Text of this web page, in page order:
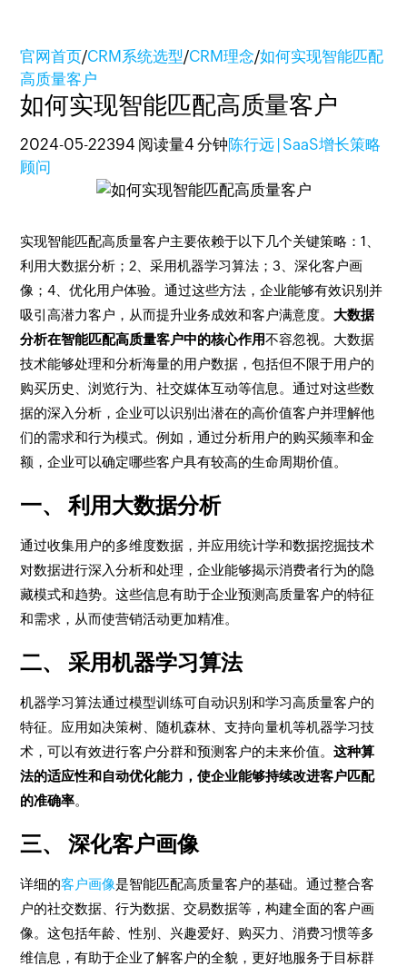
官网首页/CRM系统选型/CRM理念/如何实现智能匹配
高质量客户
如何实现智能匹配高质量客户
2024-05-22394 阅读量4 分钟陈行远 | SaaS增长策略
顾问
实现智能匹配高质量客户主要依赖于以下几个关键策略：1、
利用大数据分析；2、采用机器学习算法；3、深化客户画
像；4、优化用户体验。通过这些方法，企业能够有效识别并
吸引高潜力客户，从而提升业务成效和客户满意度。 大数据
分析在智能匹配高质量客户中的核心作用不容忽视。大数据
技术能够处理和分析海量的用户数据，包括但不限于用户的
购买历史、浏览行为、社交媒体互动等信息。通过对这些数
据的深入分析，企业可以识别出潜在的高价值客户并理解他
们的需求和行为模式。例如，通过分析用户的购买频率和金
额，企业可以确定哪些客户具有较高的生命周期价值。
一、利用大数据分析
通过收集用户的多维度数据，并应用统计学和数据挖掘技术
对数据进行深入分析和处理，企业能够揭示消费者行为的隐
藏模式和趋势。这些信息有助于企业预测高质量客户的特征
和需求，从而使营销活动更加精准。
二、 采用机器学习算法
机器学习算法通过模型训练可自动识别和学习高质量客户的
特征。应用如决策树、随机森林、支持向量机等机器学习技
术，可以有效进行客户分群和预测客户的未来价值。这种算
法的适应性和自动优化能力，使企业能够持续改进客户匹配
的准确率。
三、深化客户画像
详细的客户画像是智能匹配高质量客户的基础。通过整合客
户的社交数据、行为数据、交易数据等，构建全面的客户画
像。这包括年龄、性别、兴趣爱好、购买力、消费习惯等多
维信息，有助于企业了解客户的全貌，更好地服务于目标群